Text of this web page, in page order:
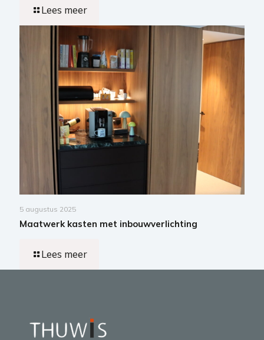
Lees meer
5 augustus 2025
Maatwerk kasten met inbouwverlichting
Lees meer